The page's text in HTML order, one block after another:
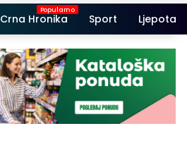
Crna Hronika Sport Ljepota i